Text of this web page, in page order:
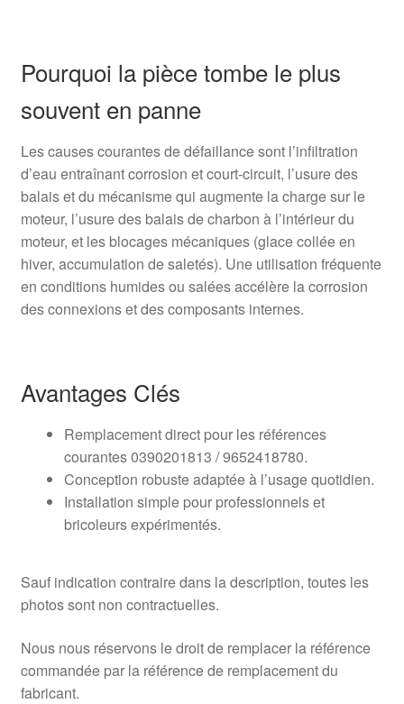
Pourquoi la pièce tombe le plus
souvent en panne
Les causes courantes de défaillance sont l’infiltration
d’eau entraînant corrosion et court‑circuit, l’usure des
balais et du mécanisme qui augmente la charge sur le
moteur, l’usure des balais de charbon à l’intérieur du
moteur, et les blocages mécaniques (glace collée en
hiver, accumulation de saletés). Une utilisation fréquente
en conditions humides ou salées accélère la corrosion
des connexions et des composants internes.
Avantages Clés
Remplacement direct pour les références
courantes 0390201813 / 9652418780.
Conception robuste adaptée à l’usage quotidien.
Installation simple pour professionnels et
bricoleurs expérimentés.
Sauf indication contraire dans la description, toutes les
photos sont non contractuelles.
Nous nous réservons le droit de remplacer la référence
commandée par la référence de remplacement du
fabricant.